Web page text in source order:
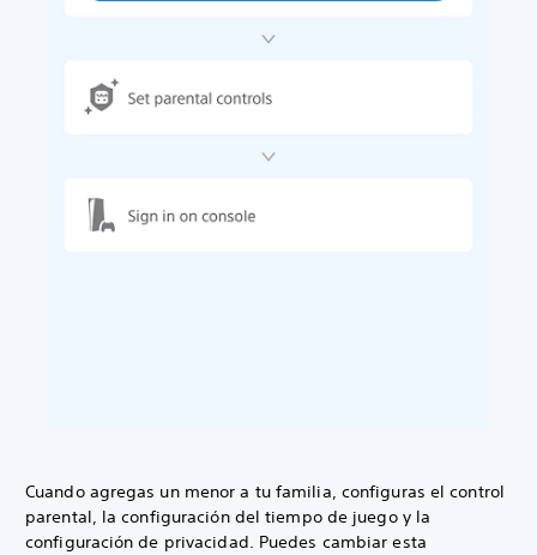
Cuando agregas un menor a tu familia, configuras el control
parental, la configuración del tiempo de juego y la
configuración de privacidad. Puedes cambiar esta